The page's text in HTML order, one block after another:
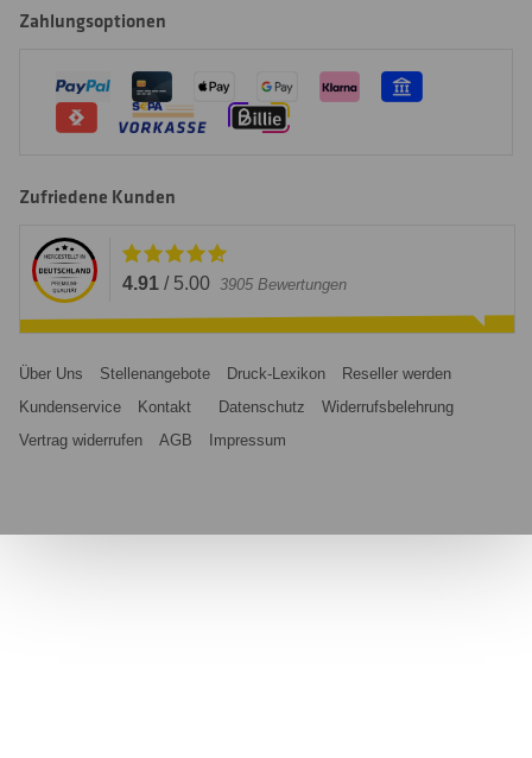
Zahlungsoptionen
Zufriedene Kunden
4.91 / 5.00 3905 Bewertungen
Über Uns Stellenangebote Druck-Lexikon
Reseller werden
Kundenservice
Kontakt Datenschutz
Widerrufsbelehrung
Vertrag widerrufen
AGB Impressum